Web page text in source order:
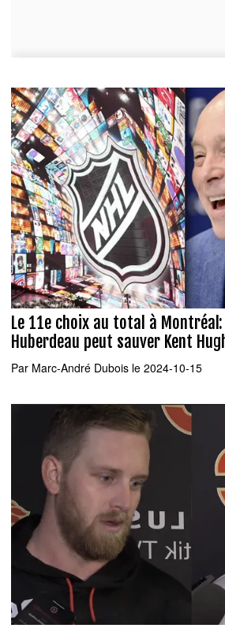
Le 11e choix au total à
Huberdeau peut sauver Kent
Par Marc-André Dubois le 2024-10-15